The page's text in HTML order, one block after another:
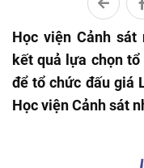
Học viện Cảnh
kết quả lựa chọn
để tổ chức đấu giá
Học viện Cảnh sát